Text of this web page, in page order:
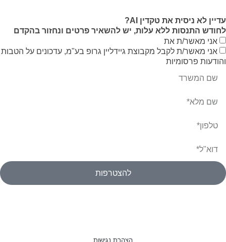
עדיין לא ניסית את טקדין AI?
לחודש התנסות ללא עלות, יש להשאיר פרטים ונחזור בהקדם
אני מאשר/ת את
אני מאשר/ת לקבל מקבוצת גיידליין גרופ בע"מ, עדכונים על הטבות
והודעות פרסומיות
להצטרפות
הצהרת נגישות